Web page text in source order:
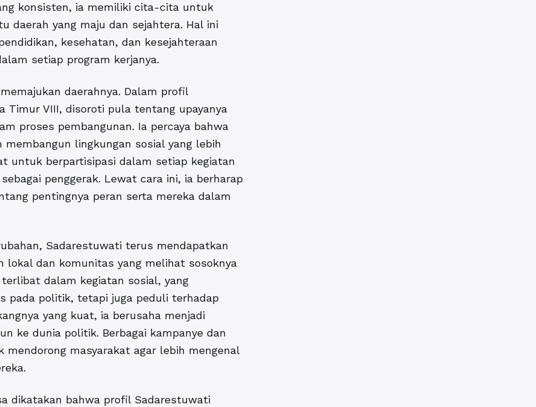
konsisten, ia memiliki cita-cita untuk
daerah yang maju dan sejahtera. Hal ini
kesehatan, dan kesejahteraan
setiap program kerjanya.
daerahnya. Dalam profil
Timur VIII, disoroti pula tentang upayanya
proses pembangunan. Ia percaya bahwa
lingkungan sosial yang lebih
untuk berpartisipasi dalam setiap kegiatan
penggerak. Lewat cara ini, ia berharap
pentingnya peran serta mereka dalam
Sadarestuwati terus mendapatkan
lokal dan komunitas yang melihat sosoknya
dalam kegiatan sosial, yang
pada politik, tetapi juga peduli terhadap
yang kuat, ia berusaha menjadi
ke dunia politik. Berbagai kampanye dan
masyarakat agar lebih mengenal
dikatakan bahwa profil Sadarestuwati